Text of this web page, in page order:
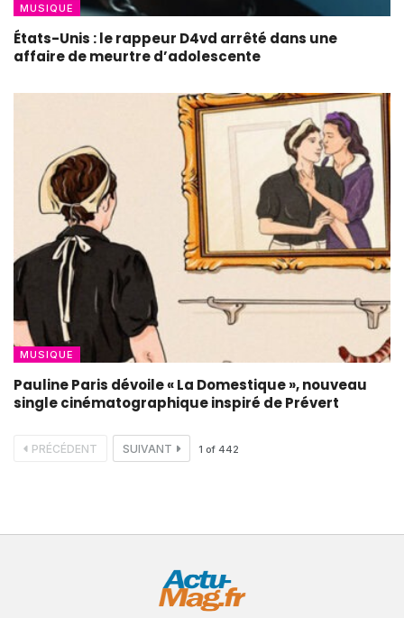
MUSIQUE
États-Unis : le rappeur D4vd arrêté dans une
affaire de meurtre d’adolescente
MUSIQUE
Pauline Paris dévoile « La Domestique », nouveau
single cinématographique inspiré de Prévert
PRÉCÉDENT SUIVANT 1 of 442